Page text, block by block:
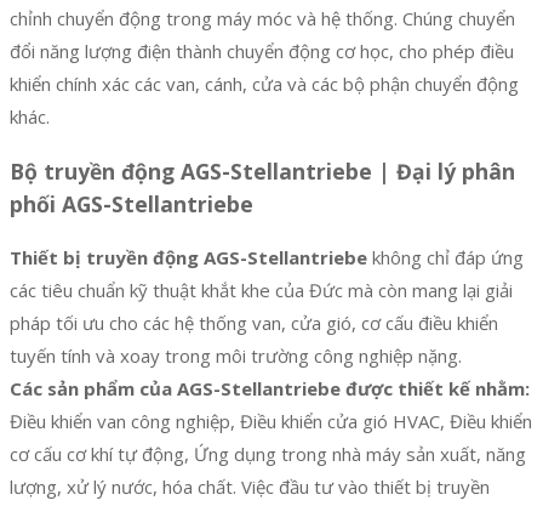
chỉnh chuyển động trong máy móc và hệ thống. Chúng chuyển
đổi năng lượng điện thành chuyển động cơ học, cho phép điều
khiển chính xác các van, cánh, cửa và các bộ phận chuyển động
khác.
Bộ truyền động AGS-Stellantriebe | Đại lý phân
phối AGS-Stellantriebe
Thiết bị truyền động AGS-Stellantriebe không chỉ đáp ứng
các tiêu chuẩn kỹ thuật khắt khe của Đức mà còn mang lại giải
pháp tối ưu cho các hệ thống van, cửa gió, cơ cấu điều khiển
tuyến tính và xoay trong môi trường công nghiệp nặng.
Các sản phẩm của AGS-Stellantriebe được thiết kế nhằm:
Điều khiển van công nghiệp, Điều khiển cửa gió HVAC, Điều khiển
cơ cấu cơ khí tự động, Ứng dụng trong nhà máy sản xuất, năng
lượng, xử lý nước, hóa chất. Việc đầu tư vào thiết bị truyền